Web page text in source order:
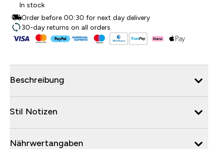
In stock
Order before 00:30 for next day delivery
30-day returns on all orders
Beschreibung
Stil Notizen
Nährwertangaben